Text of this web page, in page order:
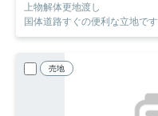
上物解体更地渡し
国体道路すぐの便利な立地です
売地